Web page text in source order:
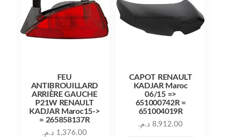
FEU
ANTIBROUILLARD
ARRIÈRE GAUCHE
P21W RENAULT
KADJAR Maroc15->
= 265858137R
1,376.00 د.م.
CAPOT RENAULT
KADJAR Maroc
06/15 =>
651000742R =
651004019R
8,912.00 د.م.